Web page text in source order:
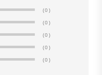
、色が落ちる場合があり
日陰でつり干しにしてく
(0)
(0)
(0)
(0)
(0)